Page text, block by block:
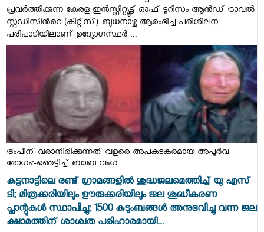
പ്രവര്‍ത്തിക്കുന്ന കേരള ഇന്‍സ്റ്റിറ്റ്യൂട്ട് ഓഫ് ടൂറിസം ആന്‍ഡ് ട്രാവല്‍
സ്റ്റഡീസിന്‍റെ (കിറ്റ്സ്) ബുധനാഴ്ച ആരംഭിച്ച പരിശീലന
പരിപാടിയിലാണ് ഉദ്യോഗസ്ഥര്‍ ...
ട്രംപിന് വരാനിരിക്കുന്നത് വളരെ അപകടകരമായ അപൂർവ
രോഗം:-ഞെട്ടിച്ച് ബാബ വംഗ...
കുട്ടനാട്ടിലെ രണ്ട് ഗ്രാമങ്ങളില്‍ ശുദ്ധജലമെത്തിച്ച് യു എസ്
ടി; മിത്രക്കരിയിലും ഊരുക്കരിയിലും ജല ശുദ്ധീകരണ
പ്ലാന്റുകൾ സ്ഥാപിച്ചു; 1500 കുടുംബങ്ങൾ അനുഭവിച്ചു വന്ന ജല
ക്ഷാമത്തിന് ശാശ്വത പരിഹാരമായി...